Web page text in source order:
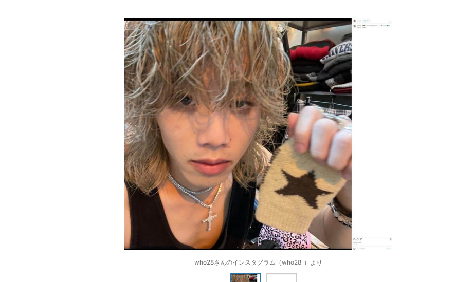
who28さんのインスタグラム（who28_）より